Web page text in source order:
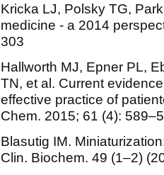
Kricka LJ, Polsky TG,
medicine - a 2014
303
Hallworth MJ, Epner PL,
TN, et al. Current
effective practice of
Chem. 2015; 61 (4):
Blasutig IM.
Clin. Biochem. 49 (1–2)